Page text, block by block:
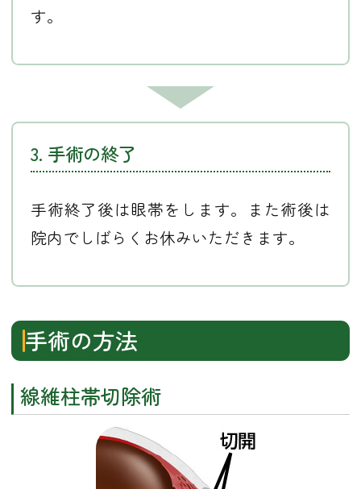
す。
3. 手術の終了
手術終了後は眼帯をします。また術後は
院内でしばらくお休みいただきます。
手術の方法
線維柱帯切除術